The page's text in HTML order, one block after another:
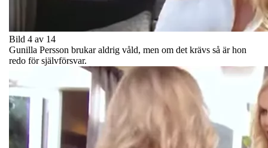
Bild 4 av 14
Gunilla Persson brukar aldrig våld, men om det krävs så är hon
redo för självförsvar.